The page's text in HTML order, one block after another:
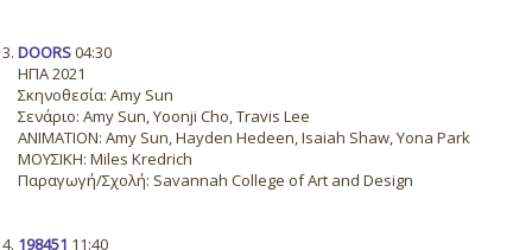
DOORS04:30
ΗΠΑ 2021
Σκηνοθεσία: Amy Sun
Σενάριο: Amy Sun, Yoonji Cho, Travis Lee
ANIMATION: Amy Sun, Hayden Hedeen, Isaiah Shaw, Yona Park
ΜΟΥΣΙΚΗ: Miles Kredrich
Παραγωγή/Σχολή: Savannah College of Art and Design
198451 11:40